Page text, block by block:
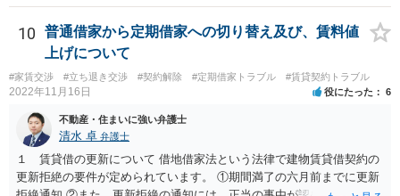
10
普通借家から定期借家への切り替え及び、賃料値
上げについて
#家賃交渉 #立ち退き交渉 #契約解除 #定期借家トラブル #賃貸契約トラブル
2022年11月16日 役にたった 6
不動産・住まいに強い弁護士
清水 卓 弁護士
１ 賃貸借の更新について 借地借家法という法律で建物賃貸借契約の
更新拒絶の要件が定められています。 ①期間満了の六月前までに更新